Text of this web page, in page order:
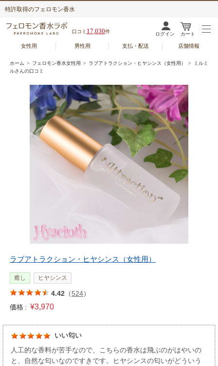
特許取得のフェロモン香水
口コミ 17,030件 ログイン カート
女性用 男性用 支払・配送 店舗情報
ホーム > フェロモン香水女性用 > ラブアトラクション・ヒヤシンス（女性用）
> ミルミ
ルさんの口コミ
ラブアトラクション・ヒヤシンス（女性用）
癒し ヒヤシンス
4.42 （524）
価格 : ¥3,970
いい匂い
人工的な香料が苦手なので、こちらの香水は飛ぶのがはやいの
と、自然な匂いなのですきです。ヒヤシンスの匂いがどういう